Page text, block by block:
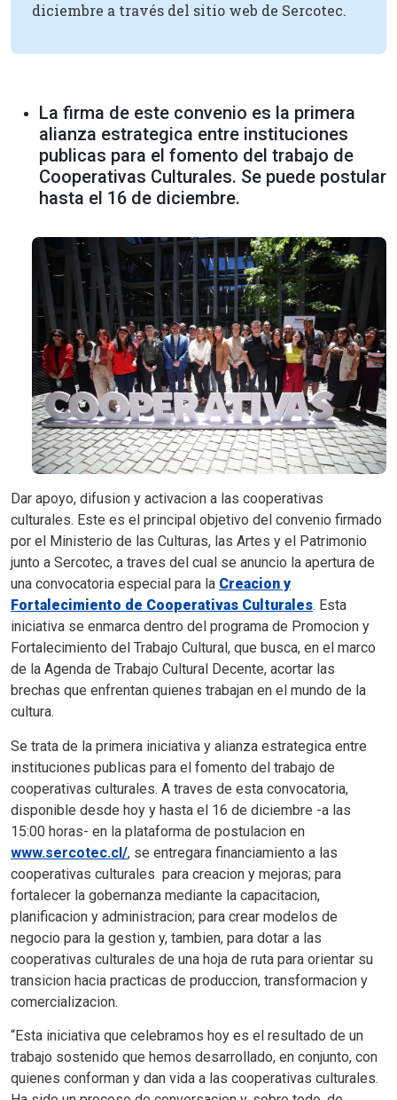
diciembre a través del sitio web de Sercotec.
La firma de este convenio es la primera
alianza estrategica entre instituciones
publicas para el fomento del trabajo de
Cooperativas Culturales. Se puede postular
hasta el 16 de diciembre.
Dar apoyo, difusion y activacion a las cooperativas
culturales. Este es el principal objetivo del convenio firmado
por el Ministerio de las Culturas, las Artes y el Patrimonio
junto a Sercotec, a traves del cual se anuncio la apertura de
una convocatoria especial para la Creacion y
Fortalecimiento de Cooperativas Culturales. Esta
iniciativa se enmarca dentro del programa de Promocion y
Fortalecimiento del Trabajo Cultural, que busca, en el marco
de la Agenda de Trabajo Cultural Decente, acortar las
brechas que enfrentan quienes trabajan en el mundo de la
cultura.
Se trata de la primera iniciativa y alianza estrategica entre
instituciones publicas para el fomento del trabajo de
cooperativas culturales. A traves de esta convocatoria,
disponible desde hoy y hasta el 16 de diciembre -a las
15:00 horas- en la plataforma de postulacion en
www.sercotec.cl/, se entregara financiamiento a las
cooperativas culturales para creacion y mejoras; para
fortalecer la gobernanza mediante la capacitacion,
planificacion y administracion; para crear modelos de
negocio para la gestion y, tambien, para dotar a las
cooperativas culturales de una hoja de ruta para orientar su
transicion hacia practicas de produccion, transformacion y
comercializacion.
“Esta iniciativa que celebramos hoy es el resultado de un
trabajo sostenido que hemos desarrollado, en conjunto, con
quienes conforman y dan vida a las cooperativas culturales.